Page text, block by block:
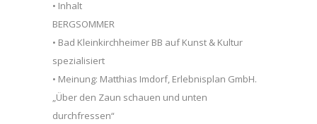
• Inhalt
BERGSOMMER
• Bad Kleinkirchheimer BB auf Kunst & Kultur
spezialisiert
• Meinung: Matthias Imdorf, Erlebnisplan GmbH.
„Über den Zaun schauen und unten
durchfressen“